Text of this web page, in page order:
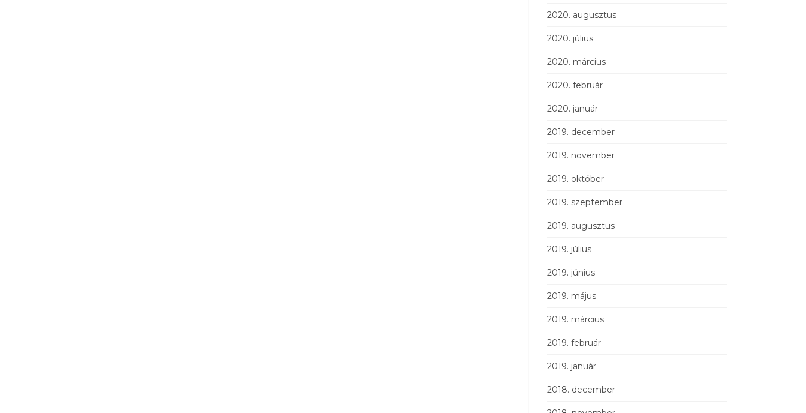
2020. augusztus
2020. július
2020. március
2020. február
2020. január
2019. december
2019. november
2019. október
2019. szeptember
2019. augusztus
2019. július
2019. június
2019. május
2019. március
2019. február
2019. január
2018. december